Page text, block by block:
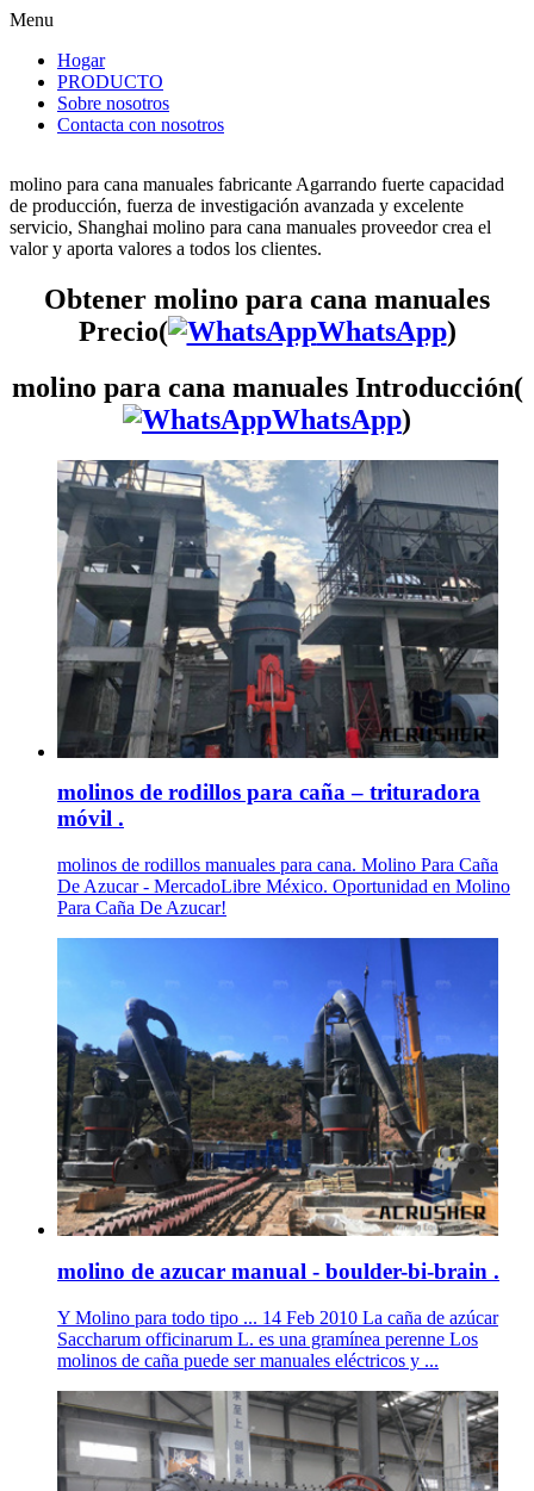
Menu
Hogar
PRODUCTO
Sobre nosotros
Contacta con nosotros
molino para cana manuales fabricante Agarrando fuerte capacidad
de producción, fuerza de investigación avanzada y excelente
servicio, Shanghai molino para cana manuales proveedor crea el
valor y aporta valores a todos los clientes.
Obtener molino para cana manuales
Precio(
WhatsApp)
molino para cana manuales Introducción(
WhatsApp)
molinos de rodillos para caña – trituradora
móvil .
molinos de rodillos manuales para cana. Molino Para Caña
De Azucar - MercadoLibre México. Oportunidad en Molino
Para Caña De Azucar!
molino de azucar manual - boulder-bi-brain .
Y Molino para todo tipo ... 14 Feb 2010 La caña de azúcar
Saccharum officinarum L. es una gramínea perenne Los
molinos de caña puede ser manuales eléctricos y ...